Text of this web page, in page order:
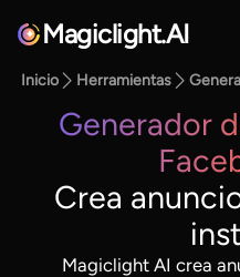
Magiclight.AI
Inicio Herramientas
Generador
Crea
Magiclight AI crea